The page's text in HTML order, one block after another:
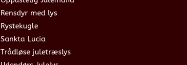
Rensdyr med lys
Rystekugle
Sankta Lucia
Trådløse juletræslys